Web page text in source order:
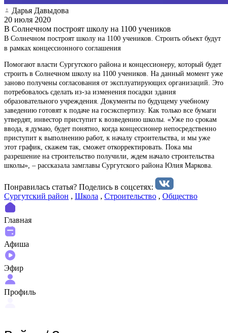
Дарья Давыдова
20 июля 2020
В Солнечном построят школу на 1100 учеников
В Солнечном построят школу на 1100 учеников. Строить объект будут
в рамках концессионного соглашения
Помогают власти Сургутского района и концессионеру, который будет
строить в Солнечном школу на 1100 учеников. На данный момент уже
заново получены согласования от эксплуатирующих организаций. Это
потребовалось сделать из-за изменения посадки здания
образовательного учреждения. Документы по будущему учебному
заведению готовят к подаче на госэкспертизу. Как только все бумаги
утвердят, инвестор приступит к возведению школы. «Уже по срокам
ввода, я думаю, будет понятно, когда концессионер непосредственно
приступит к выполнению работ, к началу строительства, и мы уже
этот график, скажем так, сможет откорректировать. Пока мы
разрешение на строительство получили, ждем начало строительства
школы», – рассказала замглавы Сургутского района Юлия Маркова.
Понравилась статья? Поделиcь в соцсетях:
Сургутский район , Школа , Строительство , Общество
Главная
Афиша
Эфир
Профиль